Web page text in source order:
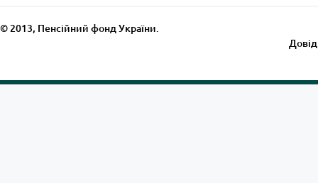
© 2013, Пенсійний фонд України.